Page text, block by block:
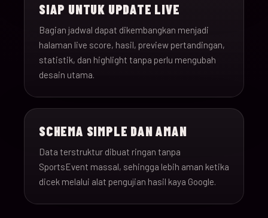
SIAP UNTUK UPDATE LIVE
Bagian jadwal dapat dikembangkan menjadi
halaman live score, hasil, preview pertandingan,
statistik, dan highlight tanpa perlu mengubah
desain utama.
SCHEMA SIMPLE DAN AMAN
Data terstruktur dibuat ringan tanpa
SportsEvent massal, sehingga lebih aman ketika
dicek melalui alat pengujian hasil kaya Google.